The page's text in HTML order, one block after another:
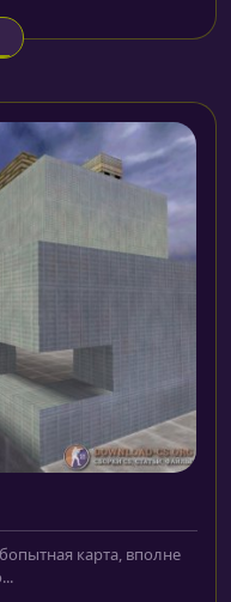
карта, вполне